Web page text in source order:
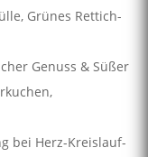
Grünes Rettich-
Genuss & Süßer
bei Herz-Kreislauf-